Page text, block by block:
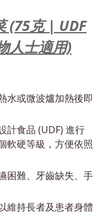
(75克 | UDF
人士適用)
水或微波爐加熱後即
計食品 (UDF) 進行
軟硬等級，方便依照
困難、牙齒缺失、手
維持長者及患者身體